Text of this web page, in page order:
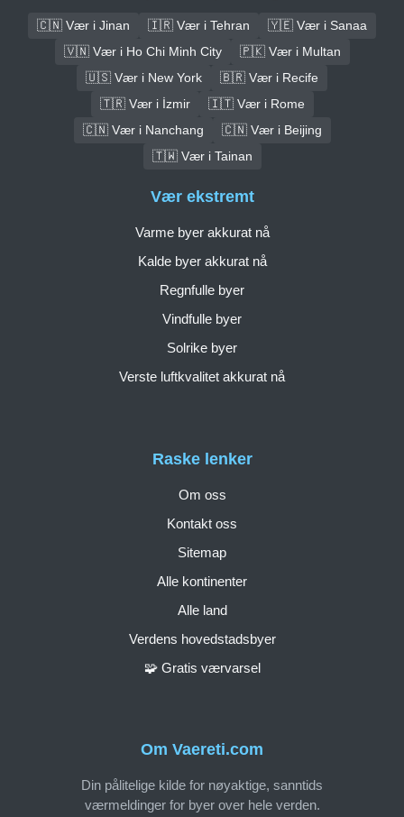
🇨🇳 Vær i Jinan 🇮🇷 Vær i Tehran
🇾🇪 Vær i Sanaa
🇻🇳 Vær i Ho Chi Minh City
🇵🇰 Vær i Multan
🇺🇸 Vær i New York
🇧🇷 Vær i Recife
🇹🇷 Vær i İzmir
🇮🇹 Vær i Rome
🇨🇳 Vær i Nanchang
🇨🇳 Vær i Beijing
🇹🇼 Vær i Tainan
Om Vaereti.com
Din pålitelige kilde for nøyaktige, sanntids
værmeldinger for byer over hele verden.
Raske lenker
Om oss
Kontakt oss
Sitemap
Alle kontinenter
Alle land
Verdens hovedstadsbyer
🧩 Gratis værvarsel
Vær ekstremt
Varme byer akkurat nå
Kalde byer akkurat nå
Regnfulle byer
Vindfulle byer
Solrike byer
Verste luftkvalitet akkurat nå